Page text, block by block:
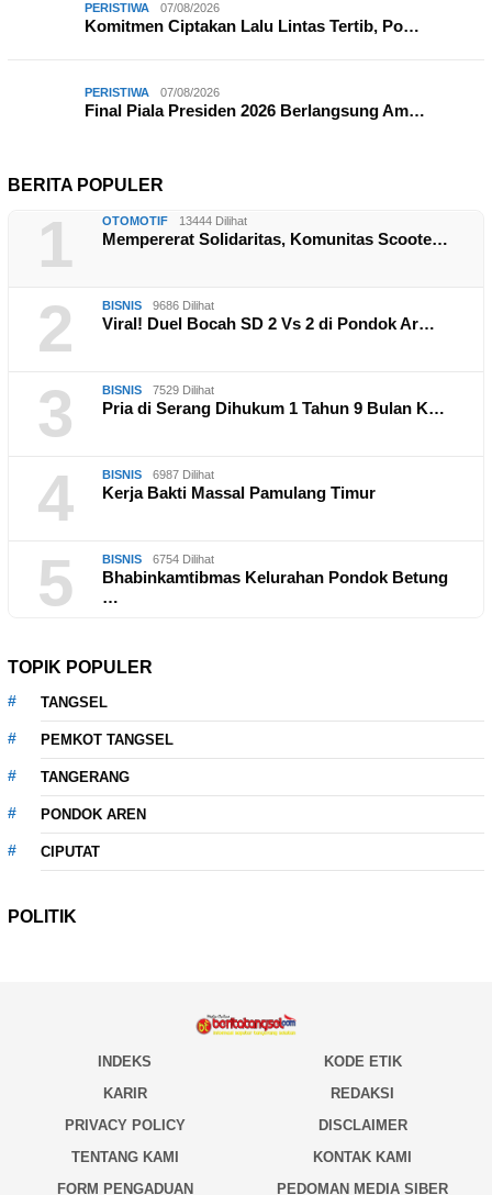
PERISTIWA 07/08/2026
Komitmen Ciptakan Lalu Lintas Tertib, Po…
PERISTIWA 07/08/2026
Final Piala Presiden 2026 Berlangsung Am…
BERITA POPULER
1 OTOMOTIF 13444 Dilihat
Mempererat Solidaritas, Komunitas Scoote…
2 BISNIS 9686 Dilihat
Viral! Duel Bocah SD 2 Vs 2 di Pondok Ar…
3 BISNIS 7529 Dilihat
Pria di Serang Dihukum 1 Tahun 9 Bulan K…
4 BISNIS 6987 Dilihat
Kerja Bakti Massal Pamulang Timur
5 BISNIS 6754 Dilihat
Bhabinkamtibmas Kelurahan Pondok Betung
…
TOPIK POPULER
TANGSEL
PEMKOT TANGSEL
TANGERANG
PONDOK AREN
CIPUTAT
POLITIK
INDEKS
KODE ETIK
KARIR
REDAKSI
PRIVACY POLICY
DISCLAIMER
TENTANG KAMI
KONTAK KAMI
FORM PENGADUAN
PEDOMAN MEDIA SIBER